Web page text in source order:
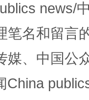
news/
笔名和留言
媒、中国公
China